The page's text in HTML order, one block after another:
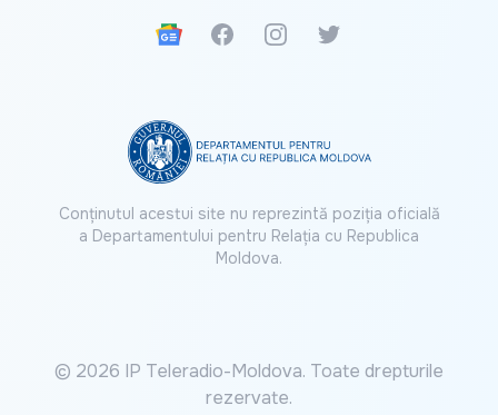
Google News
FacebookInstagramTwitter
Conținutul acestui site nu reprezintă poziția oficială
a Departamentului pentru Relația cu Republica
Moldova.
© 2026 IP Teleradio-Moldova. Toate drepturile
rezervate.